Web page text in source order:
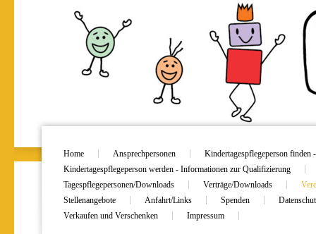
Home Ansprechpersonen
Kindertagespflegeperson finden
Kindertagespflegeperson werden - Informationen zur Qualifizierung
Tagespflegepersonen/Downloads
Verträge/Downloads
Stellenangebote
Anfahrt/Links Spenden
Verkaufen und Verschenken
Impressum